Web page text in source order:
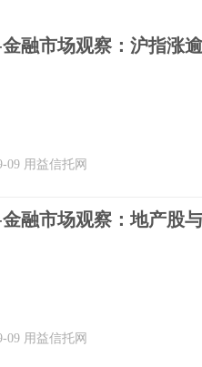
融市场观察：沪指涨
09 用益信托网
融市场观察：地产股
09 用益信托网